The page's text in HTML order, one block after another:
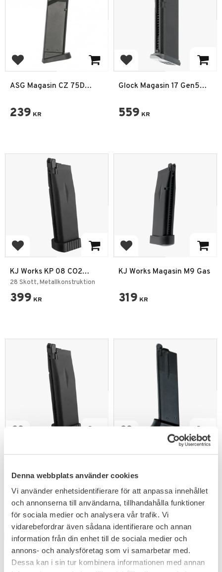
Denna webbplats använder cookies
Vi använder enhetsidentifierare för att anpassa innehållet
och annonserna till användarna, tillhandahålla funktioner
för sociala medier och analysera vår trafik. Vi
vidarebefordrar även sådana identifierare och annan
information från din enhet till de sociala medier och
annons- och analysföretag som vi samarbetar med.
Dessa kan i sin tur kombinera informationen med annan
Add to favorites
ASG Magasin CZ 75D
239 KR
Add to favorites
Glock Magasin 17 Gen5
559 KR
Add to favorites
KJ Works KP 08 CO2
Magasin
28 Skott, Metallkonstruktion
399 KR
Add to favorites
KJ Works Magasin M9 Gas
319 KR
KJ Works Magasin – KP-08
Skott
Add to favorites
M&P 9C Gasmagasin 14
FAVORITE